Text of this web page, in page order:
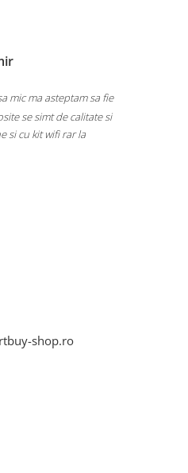
sa fie
si
Eu una ma pregatesc de
urmeze, pret mic, sunt
shop.ro